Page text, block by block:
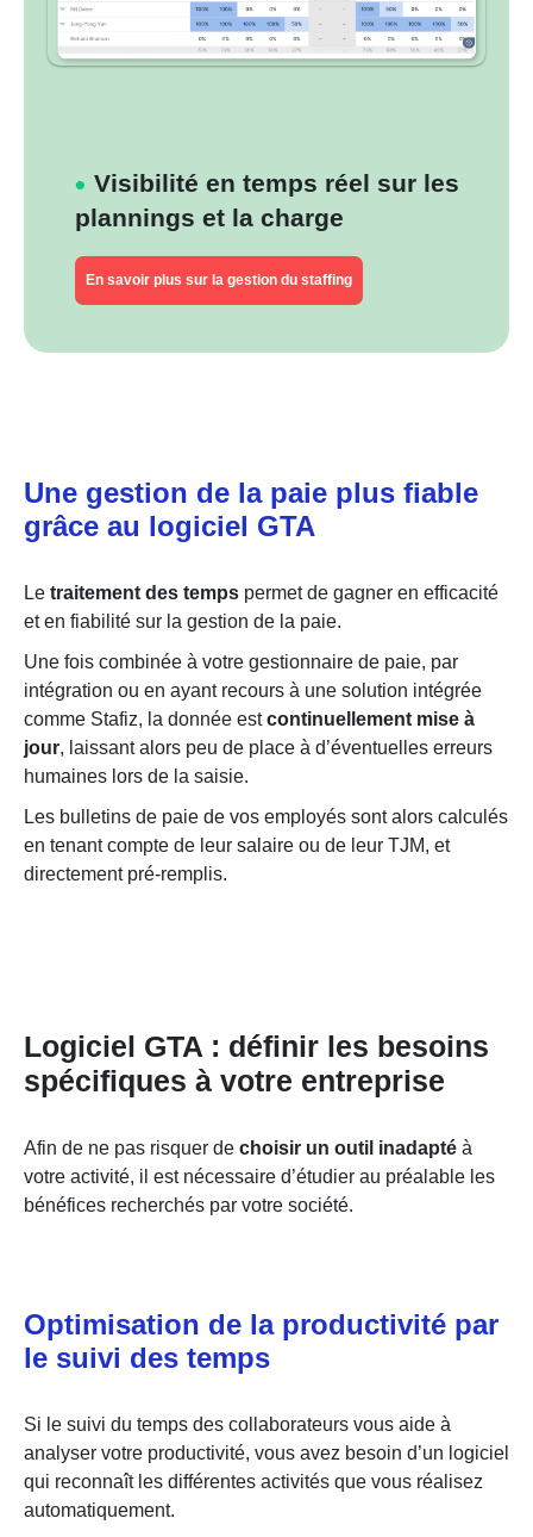
Visibilité en temps réel sur les
plannings et la charge
En savoir plus sur la gestion du staffing
Une gestion de la paie plus fiable
grâce au logiciel GTA
Le traitement des temps permet de gagner en efficacité
et en fiabilité sur la gestion de la paie.
Une fois combinée à votre gestionnaire de paie, par
intégration ou en ayant recours à une solution intégrée
comme Stafiz, la donnée estcontinuellement mise à
jour, laissant alors peu de place à d’éventuelles erreurs
humaines lors de la saisie.
Les bulletins de paie de vos employés sont alors calculés
en tenant compte de leur salaire ou de leur TJM, et
directement pré-remplis.
Logiciel GTA : définir les besoins
spécifiques à votre entreprise
Afin de ne pas risquer de choisir un outil inadapté à
votre activité, il est nécessaire d’étudier au préalable les
bénéfices recherchés par votre société.
Optimisation de la productivité par
le suivi des temps
Si le suivi du temps des collaborateurs vous aide à
analyser votre productivité, vous avez besoin d’un logiciel
qui reconnaît les différentes activités que vous réalisez
automatiquement.